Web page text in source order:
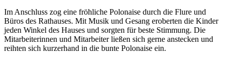
Im Anschluss zog eine fröhliche Polonaise durch die Flure und
Büros des Rathauses. Mit Musik und Gesang eroberten die Kinder
jeden Winkel des Hauses und sorgten für beste Stimmung. Die
Mitarbeiterinnen und Mitarbeiter ließen sich gerne anstecken und
reihten sich kurzerhand in die bunte Polonaise ein.